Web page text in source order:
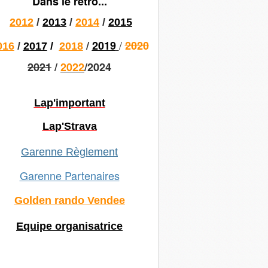
2012 / 2013 / 2014 / 2015
/ 2017/ 2018 / 2019 /2020
2021/2022/2024
Lap'important
Lap'Strava
Garenne Règlement
Garenne Partenaires
Golden rando Vendee
Equipe organisatrice